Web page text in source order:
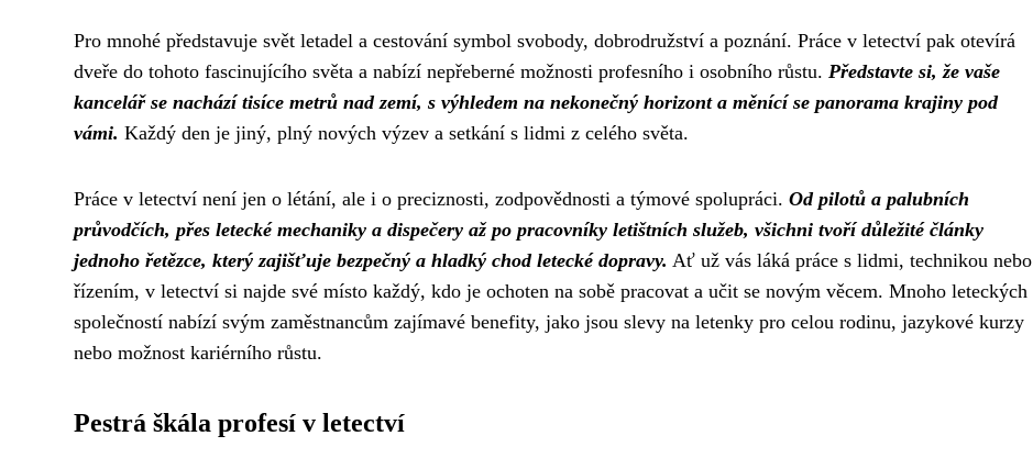
Pro mnohé představuje svět letadel a cestování symbol svobody, dobrodružství a poznání. Práce v letectví pak otevírá
dveře do tohoto fascinujícího světa a nabízí nepřeberné možnosti profesního i osobního růstu. Představte si, že vaše
kancelář se nachází tisíce metrů nad zemí, s výhledem na nekonečný horizont a měnící se panorama krajiny pod
vámi. Každý den je jiný, plný nových výzev a setkání s lidmi z celého světa.
Práce v letectví není jen o létání, ale i o preciznosti, zodpovědnosti a týmové spolupráci. Od pilotů a palubních
průvodčích, přes letecké mechaniky a dispečery až po pracovníky letištních služeb, všichni tvoří důležité články
jednoho řetězce, který zajišťuje bezpečný a hladký chod letecké dopravy. Ať už vás láká práce s lidmi, technikou nebo
řízením, v letectví si najde své místo každý, kdo je ochoten na sobě pracovat a učit se novým věcem. Mnoho leteckých
společností nabízí svým zaměstnancům zajímavé benefity, jako jsou slevy na letenky pro celou rodinu, jazykové kurzy
nebo možnost kariérního růstu.
Pestrá škála profesí v letectví